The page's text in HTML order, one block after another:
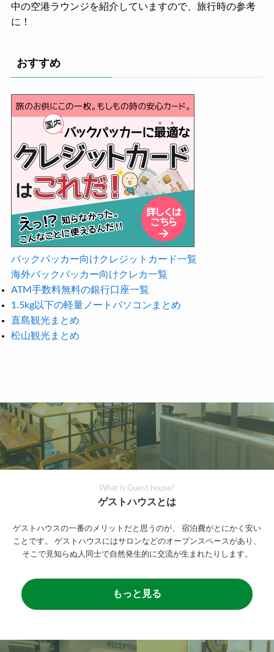
中の空港ラウンジを紹介していますので、旅行時の参考
に！
おすすめ
バックパッカー向けクレジットカード一覧
海外バックパッカー向けクレカ一覧
ATM手数料無料の銀行口座一覧
1.5kg以下の軽量ノートパソコンまとめ
直島観光まとめ
松山観光まとめ
What is Guest house?
ゲストハウスとは
ゲストハウスの一番のメリットだと思うのが、
宿泊費がとにかく安い
ことです。
ゲストハウスにはサロンなどのオープンスペースがあり、
そこで見知らぬ人同士で自然発生的に交流が生まれたりします。
もっと見る